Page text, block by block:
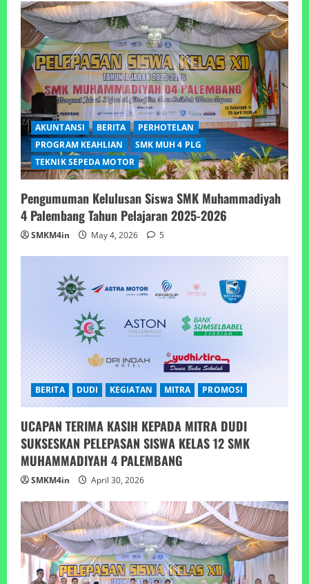
AKUNTANSI BERITA
PERHOTELAN
PROGRAM KEAHLIAN
SMK MUH 4 PLG
TEKNIK SEPEDA MOTOR
Pengumuman Kelulusan Siswa SMK Muhammadiyah
4 Palembang Tahun Pelajaran 2025-2026
SMKM4in May 4, 2026 5
BERITA DUDI KEGIATAN MITRA PROMOSI
UCAPAN TERIMA KASIH KEPADA MITRA DUDI
SUKSESKAN PELEPASAN SISWA KELAS 12 SMK
MUHAMMADIYAH 4 PALEMBANG
SMKM4in April 30, 2026